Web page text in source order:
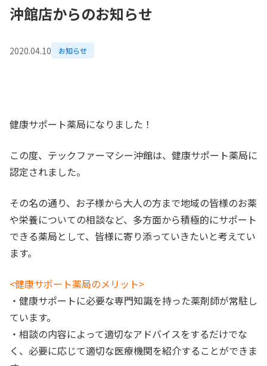
沖館店からのお知らせ
2020.04.10 お知らせ
健康サポート薬局になりました！
この度、テックファーマシー沖館は、健康サポート薬局に
認定されました。
その名の通り、お子様から大人の方まで地域の皆様のお薬
や栄養についての相談など、多方面から積極的にサポート
できる薬局として、皆様に寄り添っていきたいと考えてい
ます。
<健康サポート薬局のメリット>
・健康サポートに必要な専門知識を持った薬剤師が常駐し
ています。
・相談の内容によって適切なアドバイスをするだけでな
く、必要に応じて適切な医療機関を紹介することができま